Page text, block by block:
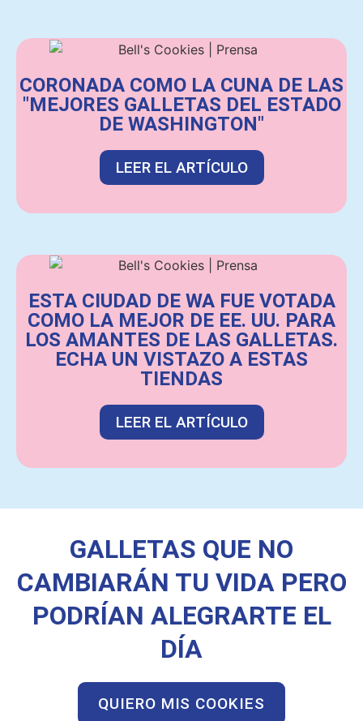
CORONADA COMO LA CUNA DE LAS
"MEJORES GALLETAS DEL ESTADO
DE WASHINGTON"
LEER EL ARTÍCULO
ESTA CIUDAD DE WA FUE VOTADA
COMO LA MEJOR DE EE. UU. PARA
LOS AMANTES DE LAS GALLETAS.
ECHA UN VISTAZO A ESTAS
TIENDAS
LEER EL ARTÍCULO
GALLETAS QUE NO
CAMBIARÁN TU VIDA PERO
PODRÍAN ALEGRARTE EL
DÍA
QUIERO MIS COOKIES